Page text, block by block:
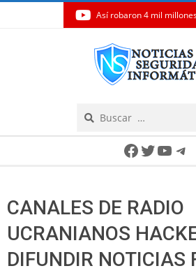
Así robaron 4 mil
Facebook
Twitter
CANALES DE RADIO
UCRANIANOS
DIFUNDIR NOTICIAS